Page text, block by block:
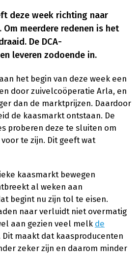
deze week richting naar
Om meerdere redenen is het
De DCA-
leveren zodoende in.
het begin van deze week een
door zuivelcoöperatie Arla, en
dan de marktprijzen. Daardoor
de kaasmarkt ontstaan. De
proberen deze te sluiten om
te zijn. Dit geeft wat
kaasmarkt bewegen
al weken aan
begint nu zijn tol te eisen.
naar verluidt niet overmatig
aan gezien veel melk de
Dit maakt dat kaasproducenten
zeker zijn en daarom minder